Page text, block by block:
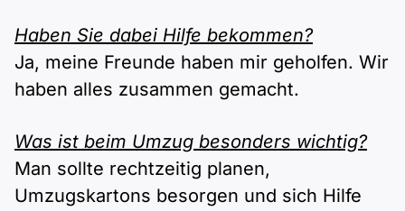
Haben Sie dabei Hilfe bekommen?
Ja, meine Freunde haben mir geholfen. Wir
haben alles zusammen gemacht.
Was ist beim Umzug besonders wichtig?
Man sollte rechtzeitig planen,
Umzugskartons besorgen und sich Hilfe